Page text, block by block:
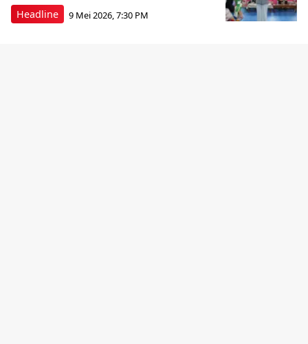
Headline 9 Mei 2026, 7:30 PM